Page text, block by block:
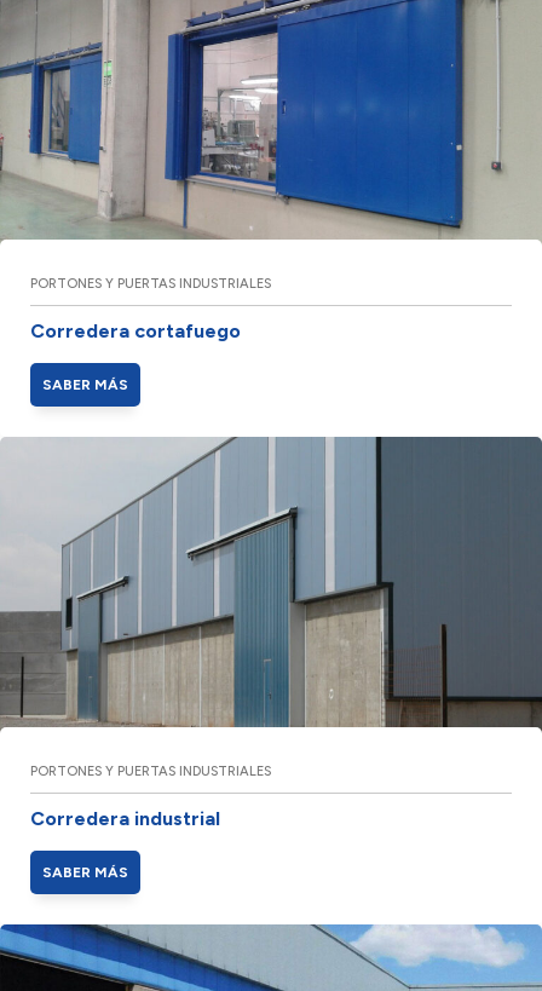
PORTONES Y PUERTAS INDUSTRIALES
Corredera cortafuego
SABER MÁS
PORTONES Y PUERTAS INDUSTRIALES
Corredera industrial
SABER MÁS